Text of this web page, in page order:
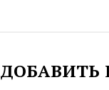
ДОБАВИТЬ